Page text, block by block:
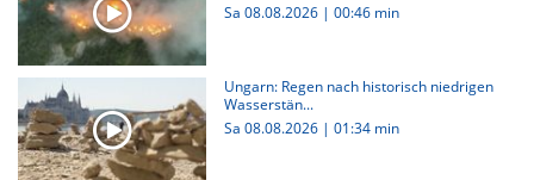
Sa 08.08.2026 | 00:46 min
Ungarn: Regen nach historisch niedrigen
Wasserstän...
Sa 08.08.2026 | 01:34 min